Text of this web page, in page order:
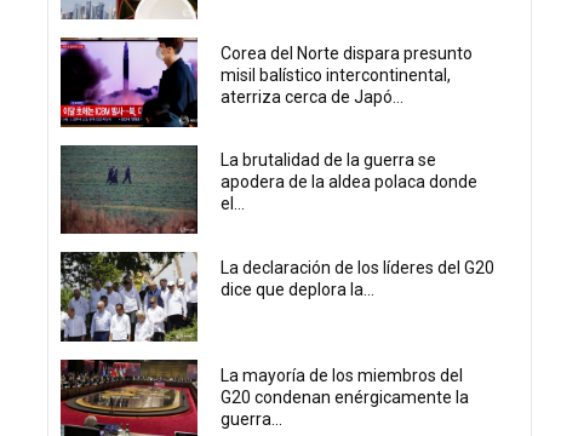
Corea del Norte dispara presunto
misil balístico intercontinental,
aterriza cerca de Japó...
La brutalidad de la guerra se
apodera de la aldea polaca donde
el...
La declaración de los líderes del G20
dice que deplora la...
La mayoría de los miembros del
G20 condenan enérgicamente la
guerra...